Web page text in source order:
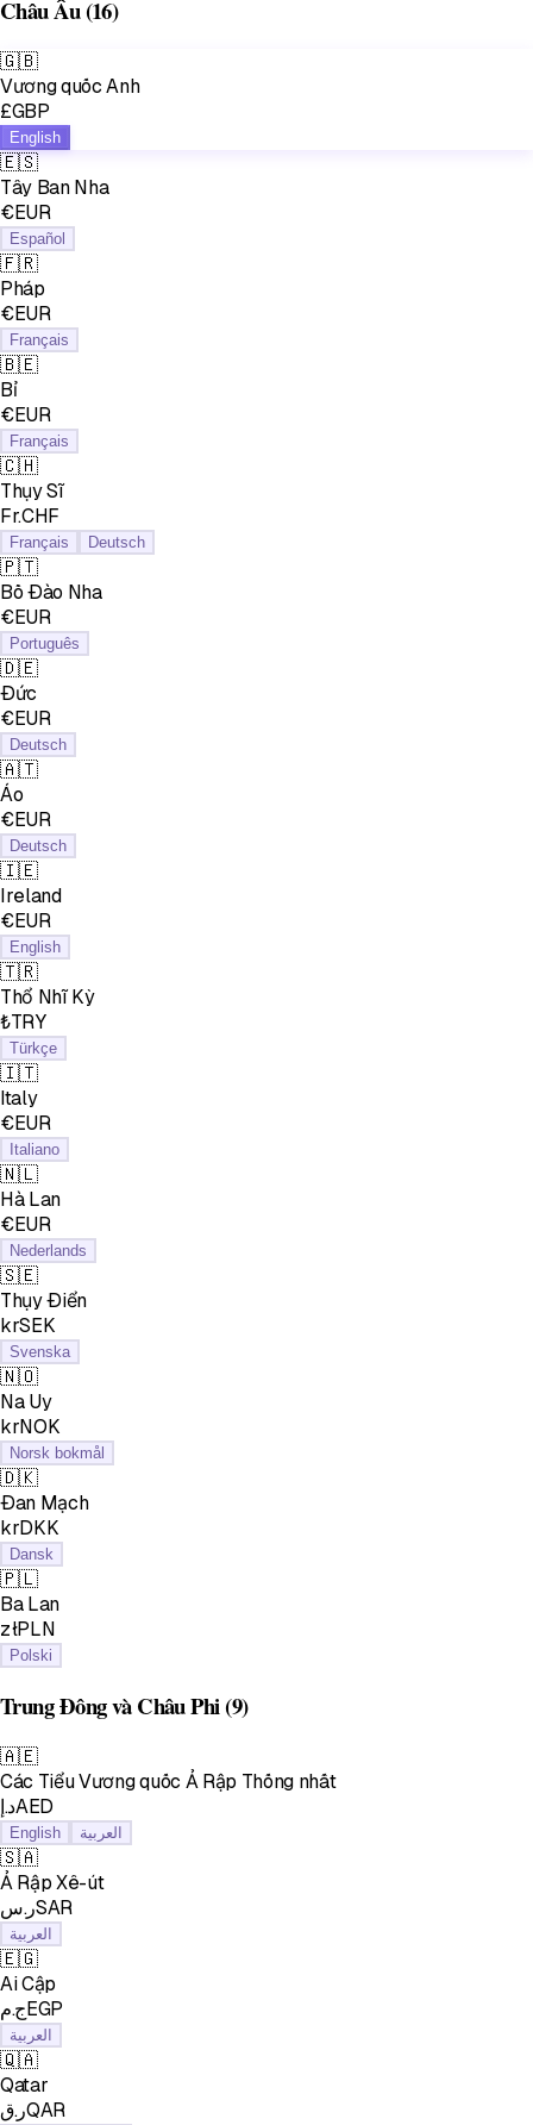
Châu Âu(16)
🇬🇧
Vương quốc Anh
£GBP
English
🇪🇸
Tây Ban Nha
€EUR
Español
🇫🇷
Pháp
€EUR
Français
🇧🇪
Bỉ
€EUR
Français
🇨🇭
Thụy Sĩ
Fr.CHF
Français Deutsch
🇵🇹
Bồ Đào Nha
€EUR
Português
🇩🇪
Đức
€EUR
Deutsch
🇦🇹
Áo
€EUR
Deutsch
🇮🇪
Ireland
€EUR
English
🇹🇷
Thổ Nhĩ Kỳ
₺TRY
Türkçe
🇮🇹
Italy
€EUR
Italiano
🇳🇱
Hà Lan
€EUR
Nederlands
🇸🇪
Thụy Điển
krSEK
Svenska
🇳🇴
Na Uy
krNOK
Norsk bokmål
🇩🇰
Đan Mạch
krDKK
Dansk
🇵🇱
Ba Lan
złPLN
Polski
Trung Đông và Châu Phi(9)
🇦🇪
Các Tiểu Vương quốc Ả Rập Thống nhất
د.إAED
English العربية
🇸🇦
Ả Rập Xê-út
ر.سSAR
العربية
🇪🇬
Ai Cập
ج.مEGP
العربية
🇶🇦
Qatar
ر.قQAR